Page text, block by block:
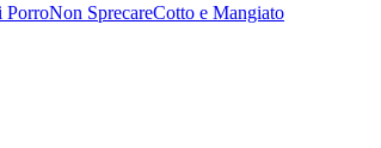
PorroNon SprecareCotto e Mangiato